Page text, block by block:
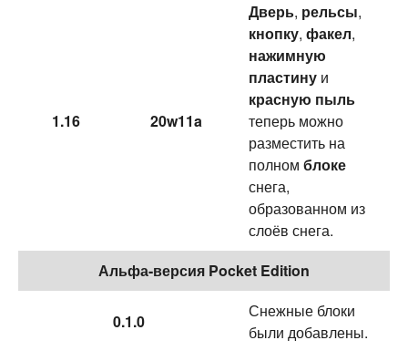
1.16 20w11a
Дверь, рельсы,
кнопку, факел,
нажимную
пластину и
красную пыль
теперь можно
разместить на
полном блоке
снега,
образованном из
слоёв снега.
Альфа-версия Pocket Edition
0.1.0
Снежные блоки
были добавлены.